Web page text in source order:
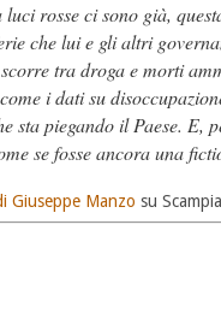
rosse ci sono già,
che lui e gli altri
tra droga e morti
i dati su
sta piegando il Paese. E,
se fosse ancora una
Giuseppe Manzo su